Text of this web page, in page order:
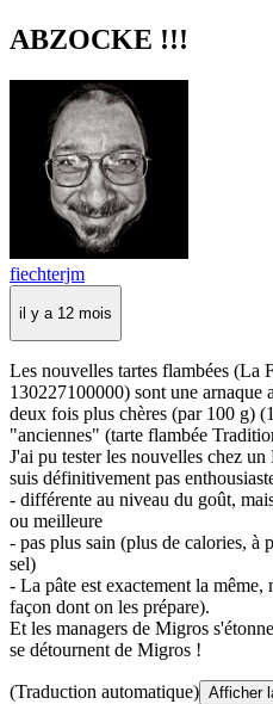
ABZOCKE !!!
fiechterjm
il y a 12 mois
Les nouvelles tartes flambées (La
130227100000) sont une arnaque
deux fois plus chères (par 100 g)
"anciennes" (tarte flambée
J'ai pu tester les nouvelles chez
suis définitivement pas
- différente au niveau du goût,
ou meilleure
- pas plus sain (plus de calories, à
sel)
- La pâte est exactement la
façon dont on les prépare).
Et les managers de Migros
se détournent de Migros !
(Traduction automatique) Afficher